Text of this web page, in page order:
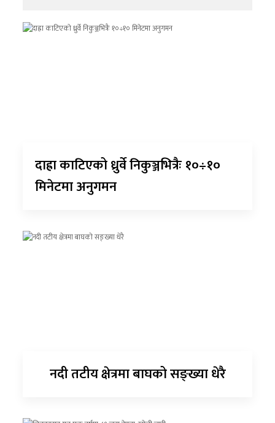
ग्यालरी
दाह्रा काटिएको ध्रुर्वे निकुञ्जभित्रैः १०÷१०
मिनेटमा अनुगमन
नदी तटीय क्षेत्रमा बाघको सङ्ख्या धेरै